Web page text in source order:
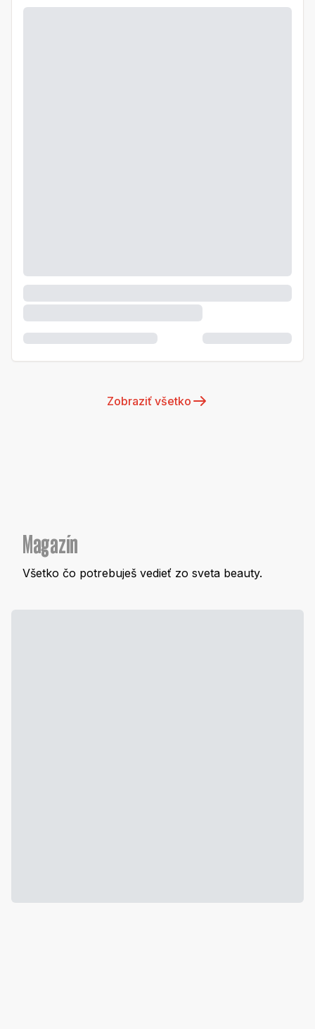
Zobraziť všetko
Magazín
Všetko čo potrebuješ vedieť zo sveta beauty.